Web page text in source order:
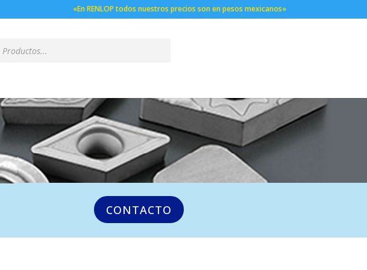
«En RENLOP todos nuestros precios son en pesos mexicanos»
CONTACTO